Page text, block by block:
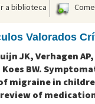
a biblioteca
Valorados
JK, Verhagen
Koes BW.
migraine in
of